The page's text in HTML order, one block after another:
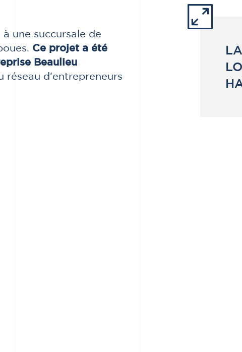
une succursale de
Ce projet a été
Beaulieu
réseau d'entrepreneurs